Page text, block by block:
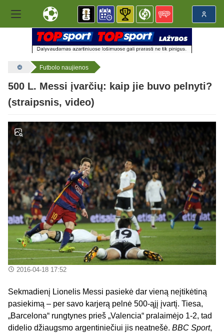
Futbolo naujienos
500 L. Messi įvarčių: kaip jie buvo pelnyti?
(straipsnis, video)
2016-04-18 17:52
Sekmadienį Lionelis Messi pasiekė dar vieną neįtikėtiną
pasiekimą – per savo karjerą pelnė 500-ąjį įvartį. Tiesa,
„Barcelona“ rungtynes prieš „Valencia“ pralaimėjo 1-2, tad
didelio džiaugsmo argentiniečiui jis neatnešė. BBC Sport,